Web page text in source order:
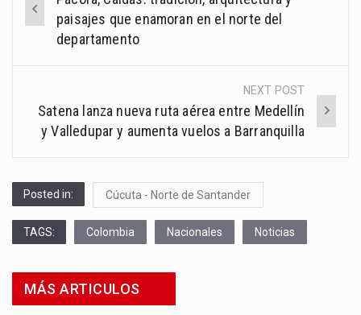
navigation
paisajes que enamoran en el norte del
departamento
NEXT POST
Satena lanza nueva ruta aérea entre Medellín
y Valledupar y aumenta vuelos a Barranquilla
Posted in: Cúcuta - Norte de Santander
TAGS: Colombia Nacionales Noticias
MÁS ARTICULOS